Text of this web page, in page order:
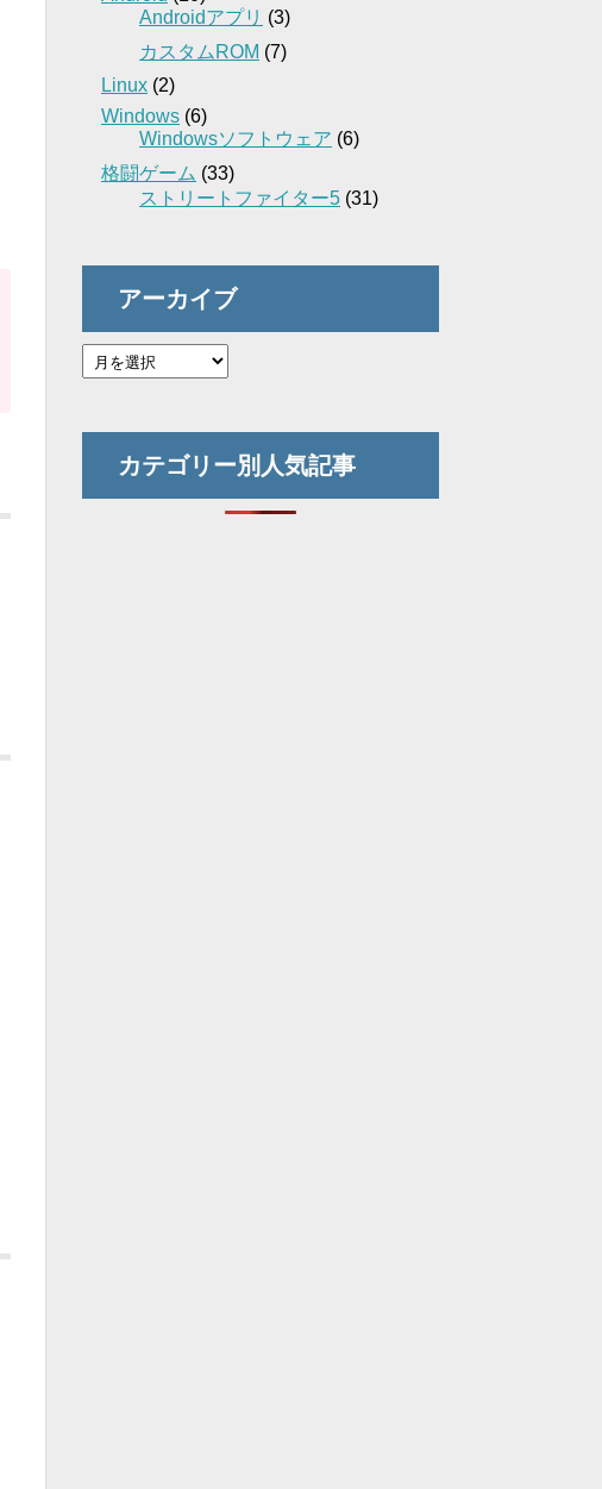
Androidアプリ (3)
カスタムROM (7)
Linux (2)
Windows (6)
Windowsソフトウェア (6)
格闘ゲーム (33)
ストリートファイター5 (31)
アーカイブ
カテゴリー別人気記事